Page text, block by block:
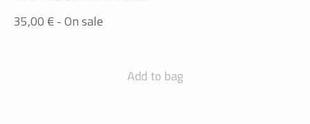
35,00 €- On sale
Add to bag